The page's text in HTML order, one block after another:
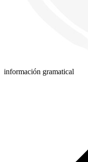
información gramatical